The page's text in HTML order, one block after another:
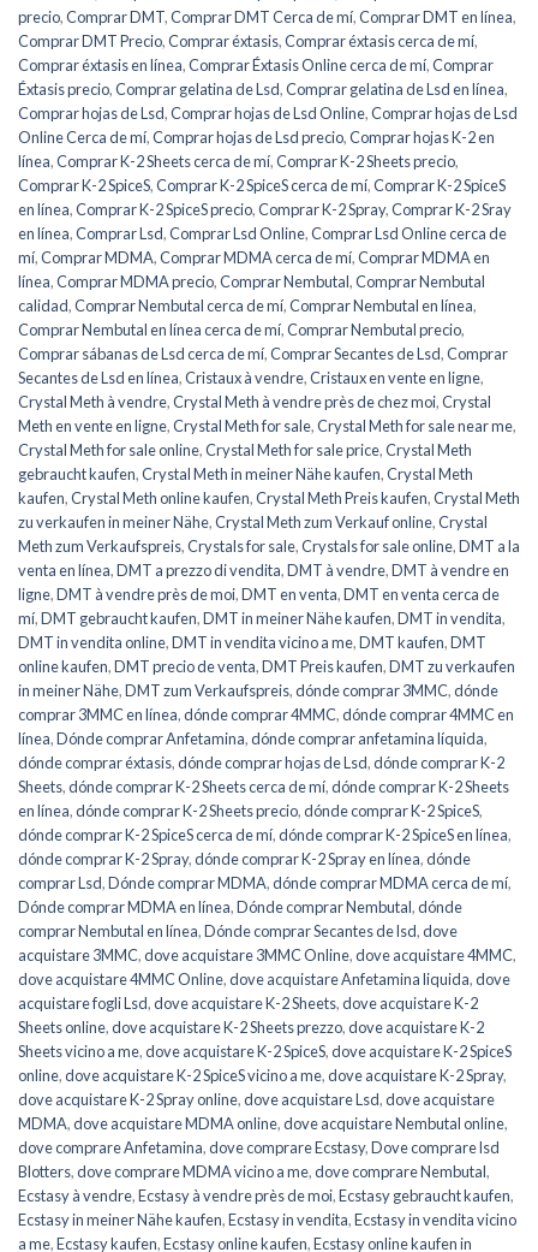
precio,Comprar DMT,Comprar DMT Cerca de mí,Comprar DMT en línea,
Comprar DMT Precio,Comprar éxtasis,Comprar éxtasis cerca de mí,
Comprar éxtasis en línea,Comprar Éxtasis Online cerca de mí,Comprar
Éxtasis precio,Comprar gelatina de Lsd,Comprar gelatina de Lsd en línea,
Comprar hojas de Lsd,Comprar hojas de Lsd Online,Comprar hojas de Lsd
Online Cerca de mí,Comprar hojas de Lsd precio,Comprar hojas K-2 en
línea,Comprar K-2 Sheets cerca de mí,Comprar K-2 Sheets precio,
Comprar K-2 SpiceS,Comprar K-2 SpiceS cerca de mí,Comprar K-2 SpiceS
en línea,Comprar K-2 SpiceS precio,Comprar K-2 Spray,Comprar K-2 Sray
en línea,Comprar Lsd,Comprar Lsd Online,Comprar Lsd Online cerca de
mí,Comprar MDMA,Comprar MDMA cerca de mí,Comprar MDMA en
línea,Comprar MDMA precio,Comprar Nembutal,Comprar Nembutal
calidad,Comprar Nembutal cerca de mí,Comprar Nembutal en línea,
Comprar Nembutal en línea cerca de mí,Comprar Nembutal precio,
Comprar sábanas de Lsd cerca de mí,Comprar Secantes de Lsd,Comprar
Secantes de Lsd en línea,Cristaux à vendre,Cristaux en vente en ligne,
Crystal Meth à vendre,Crystal Meth à vendre près de chez moi,Crystal
Meth en vente en ligne,Crystal Meth for sale,Crystal Meth for sale near me,
Crystal Meth for sale online,Crystal Meth for sale price,Crystal Meth
gebraucht kaufen,Crystal Meth in meiner Nähe kaufen,Crystal Meth
kaufen,Crystal Meth online kaufen,Crystal Meth Preis kaufen,Crystal Meth
zu verkaufen in meiner Nähe,Crystal Meth zum Verkauf online,Crystal
Meth zum Verkaufspreis,Crystals for sale,Crystals for sale online,DMT a la
venta en línea,DMT a prezzo di vendita,DMT à vendre,DMT à vendre en
ligne,DMT à vendre près de moi,DMT en venta,DMT en venta cerca de
mí,DMT gebraucht kaufen,DMT in meiner Nähe kaufen,DMT in vendita,
DMT in vendita online,DMT in vendita vicino a me,DMT kaufen,DMT
online kaufen,DMT precio de venta,DMT Preis kaufen,DMT zu verkaufen
in meiner Nähe,DMT zum Verkaufspreis,dónde comprar 3MMC,dónde
comprar 3MMC en línea,dónde comprar 4MMC,dónde comprar 4MMC en
línea,Dónde comprar Anfetamina,dónde comprar anfetamina líquida,
dónde comprar éxtasis,dónde comprar hojas de Lsd,dónde comprar K-2
Sheets,dónde comprar K-2 Sheets cerca de mí,dónde comprar K-2 Sheets
en línea,dónde comprar K-2 Sheets precio,dónde comprar K-2 SpiceS,
dónde comprar K-2 SpiceS cerca de mí,dónde comprar K-2 SpiceS en línea,
dónde comprar K-2 Spray,dónde comprar K-2 Spray en línea,dónde
comprar Lsd,Dónde comprar MDMA,dónde comprar MDMA cerca de mí,
Dónde comprar MDMA en línea,Dónde comprar Nembutal,dónde
comprar Nembutal en línea,Dónde comprar Secantes de lsd,dove
acquistare 3MMC,dove acquistare 3MMC Online,dove acquistare 4MMC,
dove acquistare 4MMC Online,dove acquistare Anfetamina liquida,dove
acquistare fogli Lsd,dove acquistare K-2 Sheets,dove acquistare K-2
Sheets online,dove acquistare K-2 Sheets prezzo,dove acquistare K-2
Sheets vicino a me,dove acquistare K-2 SpiceS,dove acquistare K-2 SpiceS
online,dove acquistare K-2 SpiceS vicino a me,dove acquistare K-2 Spray,
dove acquistare K-2 Spray online,dove acquistare Lsd,dove acquistare
MDMA,dove acquistare MDMA online,dove acquistare Nembutal online,
dove comprare Anfetamina,dove comprare Ecstasy,Dove comprare lsd
Blotters,dove comprare MDMA vicino a me,dove comprare Nembutal,
Ecstasy à vendre,Ecstasy à vendre près de moi,Ecstasy gebraucht kaufen,
Ecstasy in meiner Nähe kaufen,Ecstasy in vendita,Ecstasy in vendita vicino
a me,Ecstasy kaufen,Ecstasy online kaufen,Ecstasy online kaufen in